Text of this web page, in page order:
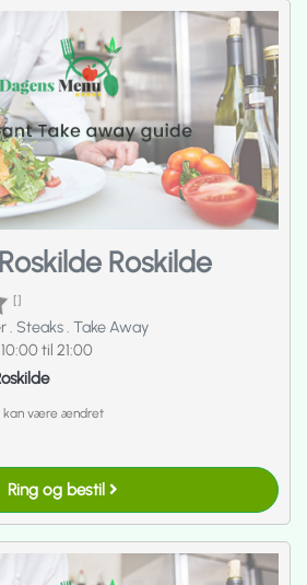
Roskilde
[]
. Steaks. Take Away
til 21:00
kan være ændret
Ring og bestil